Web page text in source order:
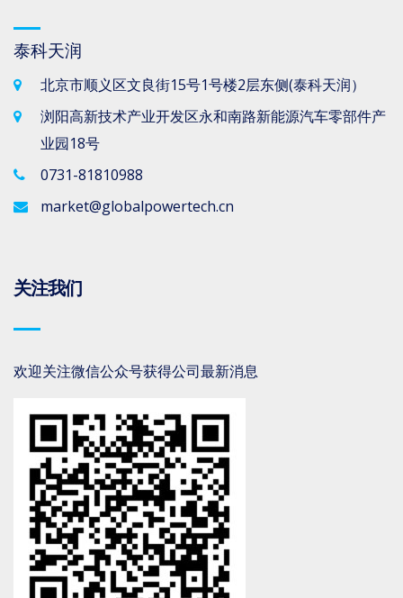
泰科天润
北京市顺义区文良街15号1号楼2层东侧(泰科天润）
浏阳高新技术产业开发区永和南路新能源汽车零部件产
业园18号
0731-81810988
market@globalpowertech.cn
关注我们
欢迎关注微信公众号获得公司最新消息